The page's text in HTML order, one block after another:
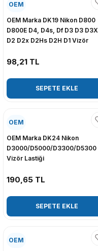
OEM
OEM Marka DK19 Nikon D800
D800E D4, D4s, Df D3 D3 D3X
D2 D2x D2Hs D2H D1 Vizör
98,21 TL
SEPETE EKLE
OEM
OEM Marka DK24 Nikon
D3000/D5000/D3300/D5300
Vizör Lastiği
190,65 TL
SEPETE EKLE
OEM